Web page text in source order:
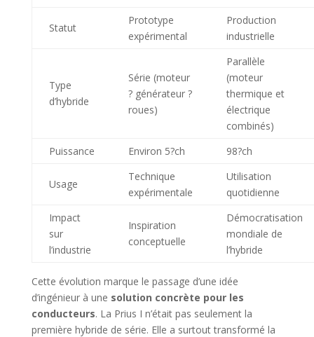
Statut
Prototype
expérimental
Production
industrielle
Type
d’hybride
Série (moteur
? générateur ?
roues)
Parallèle
(moteur
thermique et
électrique
combinés)
Puissance
Environ 5?ch 98?ch
Usage
Technique
expérimentale
Utilisation
quotidienne
Impact
sur
l’industrie
Inspiration
conceptuelle
Démocratisation
mondiale de
l’hybride
Cette évolution marque le passage d’une idée
d’ingénieur à une solution concrète pour les
conducteurs. La Prius I n’était pas seulement la
première hybride de série. Elle a surtout transformé la